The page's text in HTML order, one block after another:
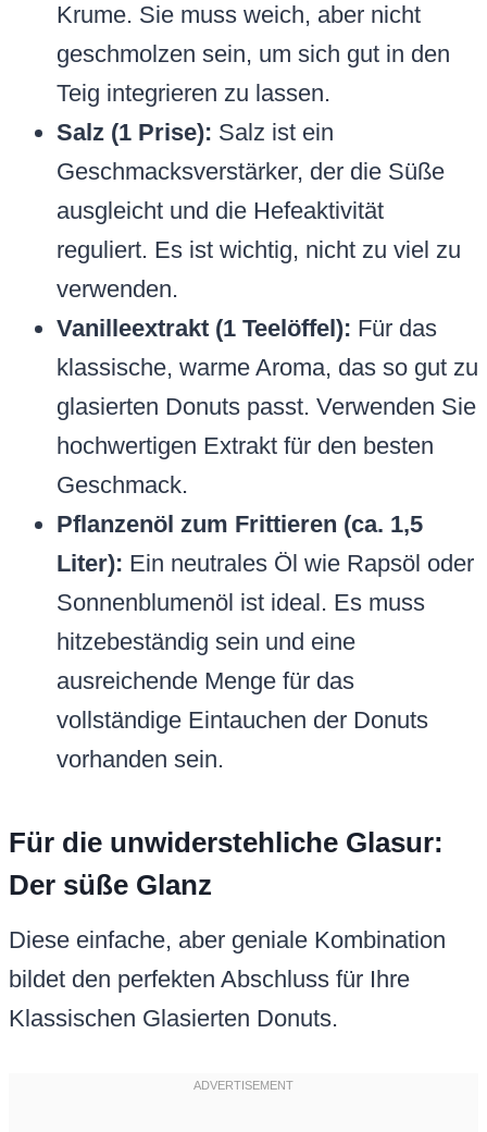
Krume. Sie muss weich, aber nicht
geschmolzen sein, um sich gut in den
Teig integrieren zu lassen.
Salz (1 Prise): Salz ist ein
Geschmacksverstärker, der die Süße
ausgleicht und die Hefeaktivität
reguliert. Es ist wichtig, nicht zu viel zu
verwenden.
Vanilleextrakt (1 Teelöffel): Für das
klassische, warme Aroma, das so gut zu
glasierten Donuts passt. Verwenden Sie
hochwertigen Extrakt für den besten
Geschmack.
Pflanzenöl zum Frittieren (ca. 1,5
Liter): Ein neutrales Öl wie Rapsöl oder
Sonnenblumenöl ist ideal. Es muss
hitzebeständig sein und eine
ausreichende Menge für das
vollständige Eintauchen der Donuts
vorhanden sein.
Für die unwiderstehliche Glasur:
Der süße Glanz
Diese einfache, aber geniale Kombination
bildet den perfekten Abschluss für Ihre
Klassischen Glasierten Donuts.